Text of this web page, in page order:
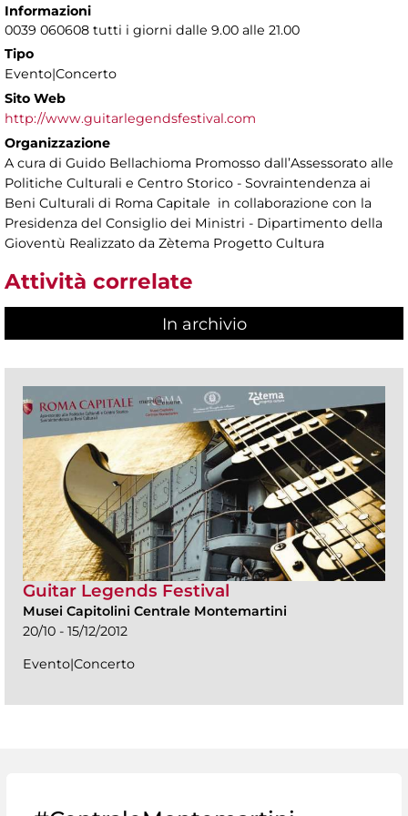
Informazioni
0039 060608 tutti i giorni dalle 9.00 alle 21.00
Tipo
Evento|Concerto
Sito Web
http://www.guitarlegendsfestival.com
Organizzazione
A cura di Guido Bellachioma Promosso dall’Assessorato alle
Politiche Culturali e Centro Storico - Sovraintendenza ai
Beni Culturali di Roma Capitale in collaborazione con la
Presidenza del Consiglio dei Ministri - Dipartimento della
Gioventù Realizzato da Zètema Progetto Cultura
Attività correlate
In archivio
Guitar Legends Festival
Musei Capitolini Centrale Montemartini
20/10 - 15/12/2012
Evento|Concerto